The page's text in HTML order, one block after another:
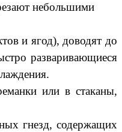
небольшими
и ягод), доводят до
разваривающиеся
или в стаканы,
гнезд, содержащих